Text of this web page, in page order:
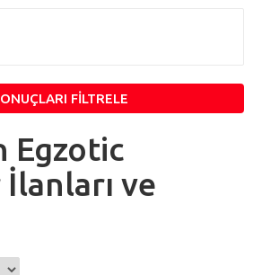
FİLTRELE
Egzotic
ve